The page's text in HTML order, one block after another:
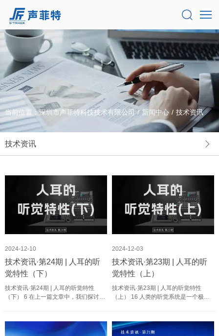
当前位置：深圳市声菲特科技技术有限公司 / 新闻中心 / 技术资讯
技术资讯
2024-12-10
技术资讯·第24期 | 人耳的听
觉特性（下）
技术资讯·第24期 | 人耳的听觉特性
（下） 6 在上一篇文章中，我们探讨了
们将继续深入探讨一些其他重要的听觉
特性，包括颅骨传导、多普……
2024-12-03
技术资讯·第23期 | 人耳的听
觉特性（上）
技术资讯·第23期 | 人耳的听觉特性
（上） 16 人类的听觉系统是一个极其
神经信号，再由大脑处理，最终转化为
我们能够理解的声音信息。通……